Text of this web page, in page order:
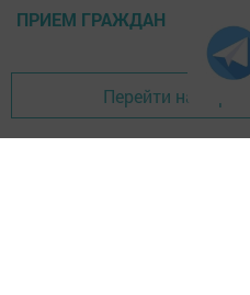
ПРИЕМ ГРАЖДАН
Перейти на